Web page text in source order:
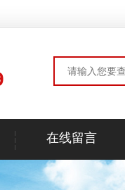
在线留言